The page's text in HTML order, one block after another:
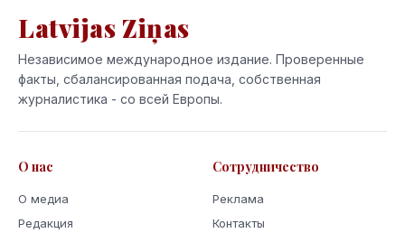
Latvijas Ziņas
Независимое международное издание. Проверенные
факты, сбалансированная подача, собственная
журналистика - со всей Европы.
О нас
О медиа
Редакция
Сотрудничество
Реклама
Контакты